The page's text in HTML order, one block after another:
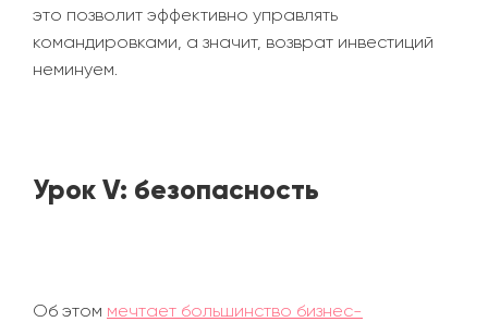
это позволит эффективно управлять
командировками, а значит, возврат инвестиций
неминуем.
Урок V: безопасность
Об этом мечтает большинство бизнес-